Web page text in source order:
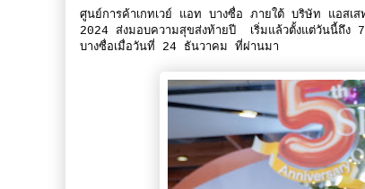
ศูนย์การค้าเกทเวย์ แอท บางซื่อ ภายใต้ บริษัท แอส
2024 ส่งมอบความสุขส่งท้ายปี เริ่มแล้วตั้งแต่วันนี้ถึ
บางซื่อเมื่อวันที่ 24 ธันวาคม ที่ผ่านมา